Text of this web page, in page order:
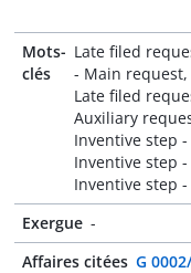
Mots-
clés
Late filed
- Main
Late filed
Auxiliary
Inventive step
Inventive step
Inventive step
Exergue -
Affaires citées G